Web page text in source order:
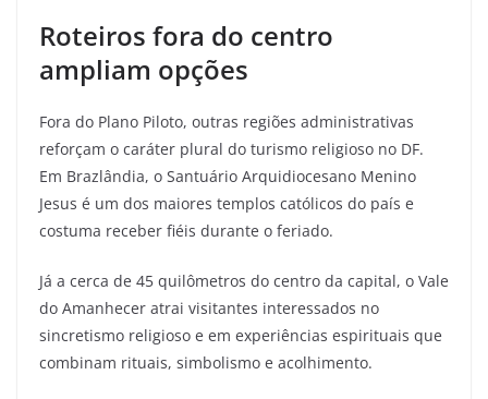
Roteiros fora do centro
ampliam opções
Fora do Plano Piloto, outras regiões administrativas
reforçam o caráter plural do turismo religioso no DF.
Em Brazlândia, o Santuário Arquidiocesano Menino
Jesus é um dos maiores templos católicos do país e
costuma receber fiéis durante o feriado.
Já a cerca de 45 quilômetros do centro da capital, o Vale
do Amanhecer atrai visitantes interessados no
sincretismo religioso e em experiências espirituais que
combinam rituais, simbolismo e acolhimento.